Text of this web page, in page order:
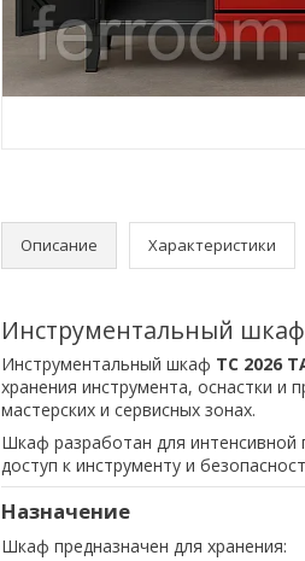
Описание Характеристики
Инструментальный шкаф
Инструментальный шкаф TC 2026
хранения инструмента, оснастки и
мастерских и сервисных зонах.
Шкаф разработан для
доступ к инструменту и
Назначение
Шкаф предназначен для хранения: